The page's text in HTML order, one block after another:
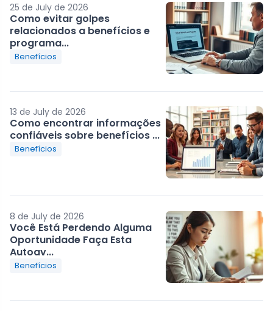
25 de July de 2026
Como evitar golpes
relacionados a benefícios e
programa...
Benefícios
13 de July de 2026
Como encontrar informações
confiáveis sobre benefícios ...
Benefícios
8 de July de 2026
Você Está Perdendo Alguma
Oportunidade Faça Esta
Autoav...
Benefícios